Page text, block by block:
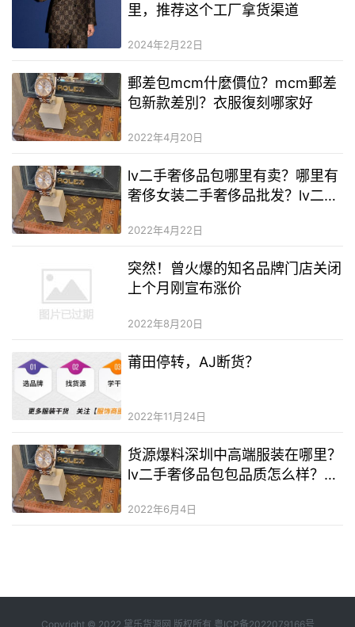
里，推荐这个工厂拿货渠道
2024年2月22日
郵差包mcm什麼價位？mcm郵差
包新款差別？衣服復刻哪家好
2022年4月20日
lv二手奢侈品包哪里有卖？哪里有
奢侈女装二手奢侈品批发？lv二手
2022年4月22日
突然！曾火爆的知名品牌门店关闭
上个月刚宣布涨价
2022年8月20日
莆田停转，AJ断货？
2022年11月24日
货源爆料深圳中高端服装在哪里？
lv二手奢侈品包包品质怎么样？卖
2022年6月4日
Copyright © 2022 黛乐货源网 版权所有 粤ICP备2022079166号